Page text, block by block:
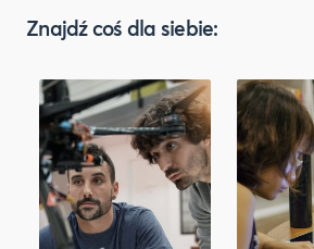
Znajdź coś dla siebie: